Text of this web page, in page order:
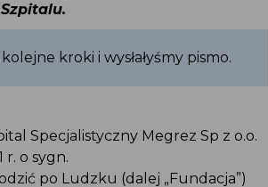
kroki i wysłałyśmy pismo.
Specjalistyczny Megrez Sp z o.o.
r. o sygn.
po Ludzku (dalej „Fundacja”)